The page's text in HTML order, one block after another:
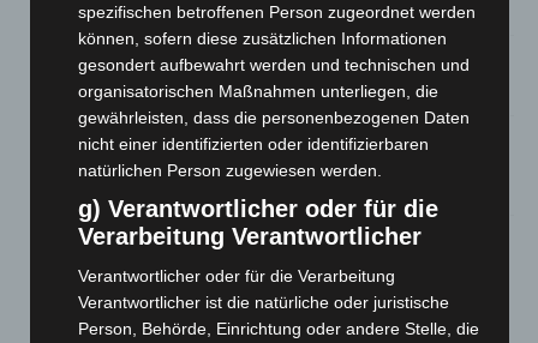
5. August 2026
Anklage nach Abschaltung von „Archetyp Market“ erhoben
3. August 2026
Hannover: Polizei stoppt 166 Trunkenheitsfahrten bei
Großkontrolle
Hannover Klassik Open Air 2026: Französische Oper im
spezifischen betroffenen Person zugeordnet werden
können, sofern diese zusätzlichen Informationen
gesondert aufbewahrt werden und technischen und
organisatorischen Maßnahmen unterliegen, die
gewährleisten, dass die personenbezogenen Daten
nicht einer identifizierten oder identifizierbaren
natürlichen Person zugewiesen werden.
g) Verantwortlicher oder für die
Verarbeitung Verantwortlicher
Verantwortlicher oder für die Verarbeitung
Verantwortlicher ist die natürliche oder juristische
Person, Behörde, Einrichtung oder andere Stelle, die